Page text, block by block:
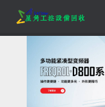
content